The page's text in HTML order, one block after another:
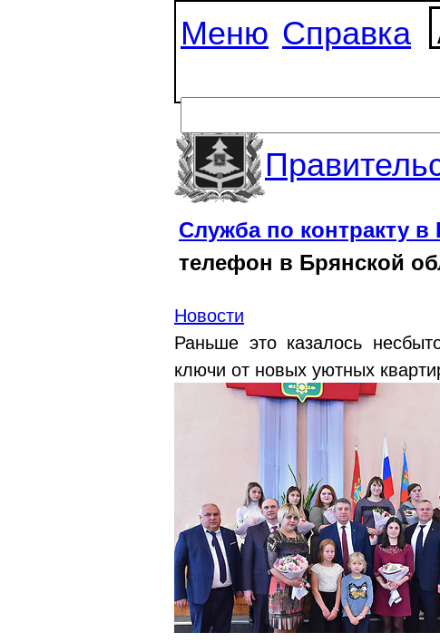
Меню Справка
Служба по контракту
телефон в Брянской
Новости
Раньше это казалось
ключи от новых уютных